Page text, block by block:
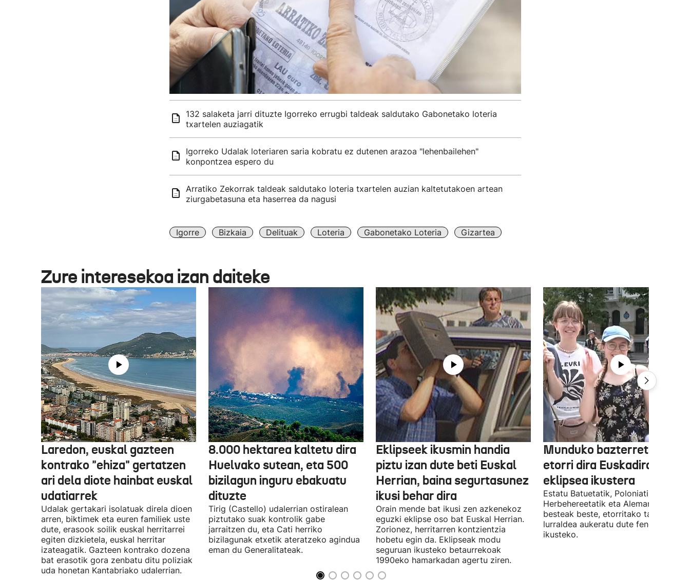
132 salaketa jarri dituzte Igorreko errugbi taldeak saldutako Gabonetako loteria
txartelen auziagatik
Igorreko Udalak loteriaren saria kobratu ez dutenen arazoa "lehenbailehen"
konpontzea espero du
Arratiko Zekorrak taldeak saldutako loteria txartelen auzian kaltetutakoen artean
ziurgabetasuna eta haserrea da nagusi
Igorre Bizkaia Delituak Loteria Gabonetako Loteria Gizartea
Zure interesekoa izan daiteke
Laredon, euskal gazteen
kontrako "ehiza" gertatzen
ari dela diote hainbat euskal
udatiarrek
Udalak gertakari isolatuak direla dioen
arren, biktimek eta euren familiek uste
dute, erasook soilik euskal herritarrei
egiten dizkietela, euskal herritar
izateagatik. Gazteen kontrako dozena
bat erasotik gora zenbatu ditu poliziak
uda honetan Kantabriako udalerrian.
8.000 hektarea kaltetu dira
Huelvako sutean, eta 500
bizilagun inguru ebakuatu
dituzte
Tirig (Castello) udalerrian ostiralean
piztutako suak kontrolik gabe
jarraitzen du, eta Cati herriko
bizilagunak etxetik ateratzeko agindua
eman du Generalitateak.
Eklipseek ikusmin handia
piztu izan dute beti Euskal
Herrian, baina segurtasunez
ikusi behar dira
Orain mende bat ikusi zen azkenekoz
eguzki eklipse oso bat Euskal Herrian.
Zorionez, herritarren kontzientzia
hobetu egin da. Eklipseak modu
seguruan ikusteko betaurrekoak
1990eko hamarkadan agertu ziren.
Munduko bazterretatik
etorri dira Euskadira,
eklipsea ikustera
Estatu Batuetatik, Poloniatik,
Herbehereetatik eta Alemaniatik,
besteak beste, etorritako taldeek
lurraldea aukeratu dute fenomenoa
ikusteko.